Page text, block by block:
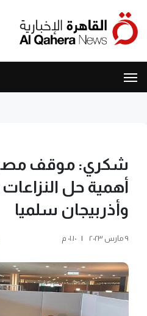
شكري: موقف
أهمية حل النزاعات
وأذربيجان سلميا
٩ مارس ٢٠٢٣ | ٠١:١٠ م